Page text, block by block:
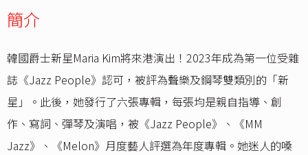
簡介
韓國爵士新星Maria Kim將來港演出！2023年成為第一位受雜
誌《Jazz People》認可，被評為聲樂及鋼琴雙類別的「新
星」。此後，她發行了六張專輯，每張均是親自指導、創
作、寫詞、彈琴及演唱，被《Jazz People》、《MM
Jazz》、《Melon》月度藝人評選為年度專輯。她迷人的嗓